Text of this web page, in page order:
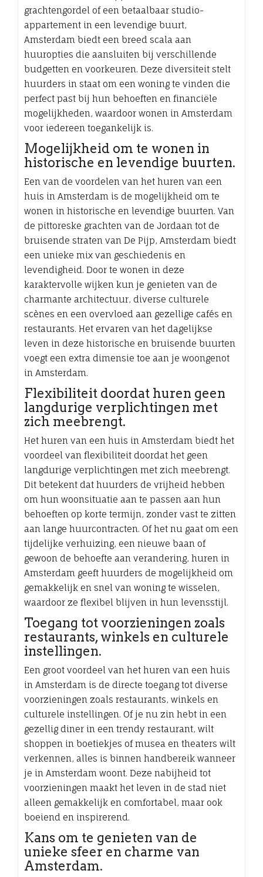
grachtengordel of een betaalbaar studio-
appartement in een levendige buurt,
Amsterdam biedt een breed scala aan
huuropties die aansluiten bij verschillende
budgetten en voorkeuren. Deze diversiteit stelt
huurders in staat om een woning te vinden die
perfect past bij hun behoeften en financiële
mogelijkheden, waardoor wonen in Amsterdam
voor iedereen toegankelijk is.
Mogelijkheid om te wonen in
historische en levendige buurten.
Een van de voordelen van het huren van een
huis in Amsterdam is de mogelijkheid om te
wonen in historische en levendige buurten. Van
de pittoreske grachten van de Jordaan tot de
bruisende straten van De Pijp, Amsterdam biedt
een unieke mix van geschiedenis en
levendigheid. Door te wonen in deze
karaktervolle wijken kun je genieten van de
charmante architectuur, diverse culturele
scènes en een overvloed aan gezellige cafés en
restaurants. Het ervaren van het dagelijkse
leven in deze historische en bruisende buurten
voegt een extra dimensie toe aan je woongenot
in Amsterdam.
Flexibiliteit doordat huren geen
langdurige verplichtingen met
zich meebrengt.
Het huren van een huis in Amsterdam biedt het
voordeel van flexibiliteit doordat het geen
langdurige verplichtingen met zich meebrengt.
Dit betekent dat huurders de vrijheid hebben
om hun woonsituatie aan te passen aan hun
behoeften op korte termijn, zonder vast te zitten
aan lange huurcontracten. Of het nu gaat om een
tijdelijke verhuizing, een nieuwe baan of
gewoon de behoefte aan verandering, huren in
Amsterdam geeft huurders de mogelijkheid om
gemakkelijk en snel van woning te wisselen,
waardoor ze flexibel blijven in hun levensstijl.
Toegang tot voorzieningen zoals
restaurants, winkels en culturele
instellingen.
Een groot voordeel van het huren van een huis
in Amsterdam is de directe toegang tot diverse
voorzieningen zoals restaurants, winkels en
culturele instellingen. Of je nu zin hebt in een
gezellig diner in een trendy restaurant, wilt
shoppen in boetiekjes of musea en theaters wilt
verkennen, alles is binnen handbereik wanneer
je in Amsterdam woont. Deze nabijheid tot
voorzieningen maakt het leven in de stad niet
alleen gemakkelijk en comfortabel, maar ook
boeiend en inspirerend.
Kans om te genieten van de
unieke sfeer en charme van
Amsterdam.